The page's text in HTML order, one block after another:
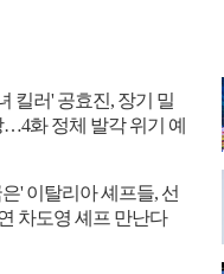
킬러' 공효진, 장기 밀
화 정체 발각 위기 예
' 이탈리아 셰프들, 선
차도영 셰프 만난다